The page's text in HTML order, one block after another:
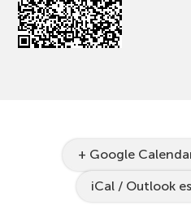
+ Google
iCal / Outlook